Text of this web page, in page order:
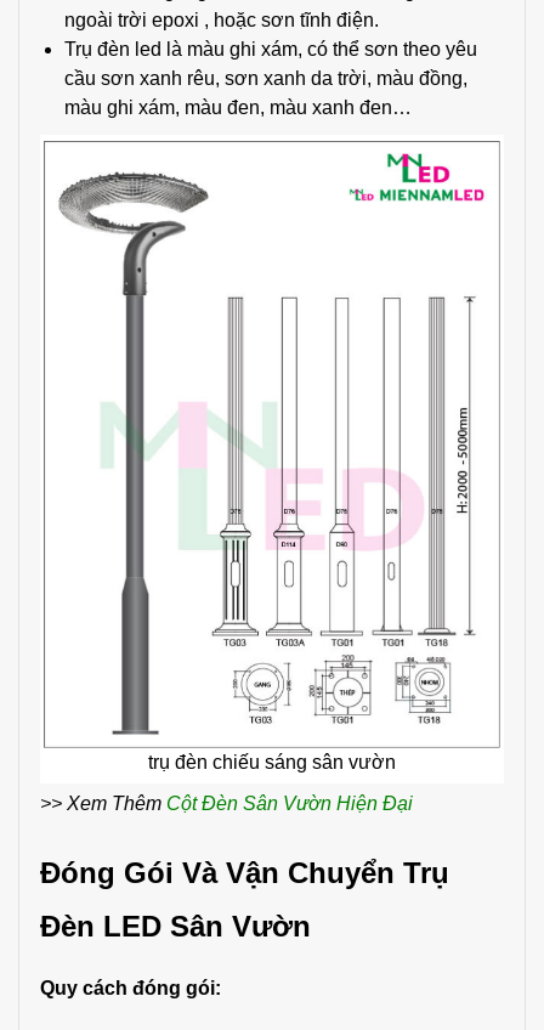
ngoài trời epoxi , hoặc sơn tĩnh điện.
Trụ đèn led là màu ghi xám, có thể sơn theo yêu
cầu sơn xanh rêu, sơn xanh da trời, màu đồng,
màu ghi xám, màu đen, màu xanh đen…
trụ đèn chiếu sáng sân vườn
>> Xem Thêm Cột Đèn Sân Vườn Hiện Đại
Đóng Gói Và Vận Chuyển Trụ
Đèn LED Sân Vườn
Quy cách đóng gói: